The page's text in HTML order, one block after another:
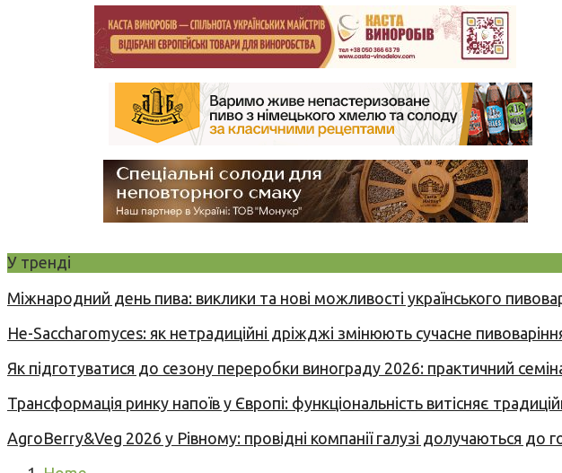
У тренді
Міжнародний день пива: виклики та нові можливості українського
Не-Saccharomyces: як нетрадиційні дріжджі змінюють сучасне
Як підготуватися до сезону переробки винограду 2026: практичний
Трансформація ринку напоїв у Європі: функціональність витісняє
AgroBerry&Veg 2026 у Рівному: провідні компанії галузі долучаються до